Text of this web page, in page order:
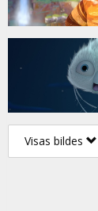
Visas bildes